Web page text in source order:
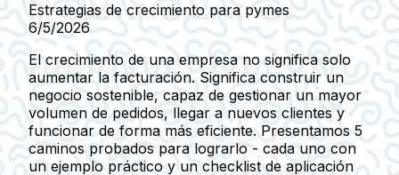
Estrategias de crecimiento para pymes
6/5/2026
El crecimiento de una empresa no significa solo
aumentar la facturación. Significa construir un
negocio sostenible, capaz de gestionar un mayor
volumen de pedidos, llegar a nuevos clientes y
funcionar de forma más eficiente. Presentamos 5
caminos probados para lograrlo - cada uno con
un ejemplo práctico y un checklist de aplicación